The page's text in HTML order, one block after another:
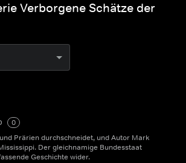
Verborgene Schätze der
0
Prärien durchschneidet, und Autor Mark
Der gleichnamige Bundesstaat
Geschichte wider.